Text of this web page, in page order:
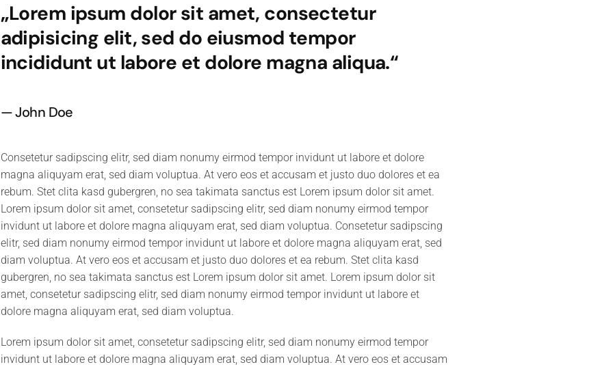
„Lorem ipsum dolor sit amet, consectetur
adipisicing elit, sed do eiusmod tempor
incididunt ut labore et dolore magna aliqua.“
John Doe
Consetetur sadipscing elitr, sed diam nonumy eirmod tempor invidunt ut labore et dolore
magna aliquyam erat, sed diam voluptua. At vero eos et accusam et justo duo dolores et ea
rebum. Stet clita kasd gubergren, no sea takimata sanctus est Lorem ipsum dolor sit amet.
Lorem ipsum dolor sit amet, consetetur sadipscing elitr, sed diam nonumy eirmod tempor
invidunt ut labore et dolore magna aliquyam erat, sed diam voluptua. Consetetur sadipscing
elitr, sed diam nonumy eirmod tempor invidunt ut labore et dolore magna aliquyam erat, sed
diam voluptua. At vero eos et accusam et justo duo dolores et ea rebum. Stet clita kasd
gubergren, no sea takimata sanctus est Lorem ipsum dolor sit amet. Lorem ipsum dolor sit
amet, consetetur sadipscing elitr, sed diam nonumy eirmod tempor invidunt ut labore et
dolore magna aliquyam erat, sed diam voluptua.
Lorem ipsum dolor sit amet, consetetur sadipscing elitr, sed diam nonumy eirmod tempor
invidunt ut labore et dolore magna aliquyam erat, sed diam voluptua. At vero eos et accusam